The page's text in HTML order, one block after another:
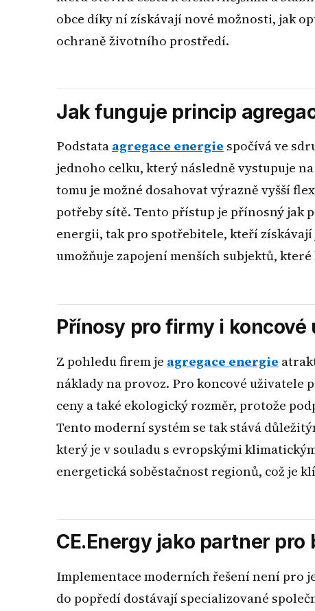
obce díky ní získávají nové možnosti, jak
ochraně životního prostředí.
Jak funguje princip
Podstata agregace energie spočívá ve
jednoho celku, který následně vystupuje
tomu je možné dosahovat výrazně vyšší
potřeby sítě. Tento přístup je přínosný jak
energii, tak pro spotřebitele, kteří
umožňuje zapojení menších subjektů,
Přínosy pro firmy i koncové
Z pohledu firem je agregace energie
náklady na provoz. Pro koncové uživatele
ceny a také ekologický rozměr, protože
Tento moderní systém se tak stává
který je v souladu s evropskými
energetická soběstačnost regionů, což je
CE.Energy jako partner pro
Implementace moderních řešení není pro
do popředí dostávají specializované